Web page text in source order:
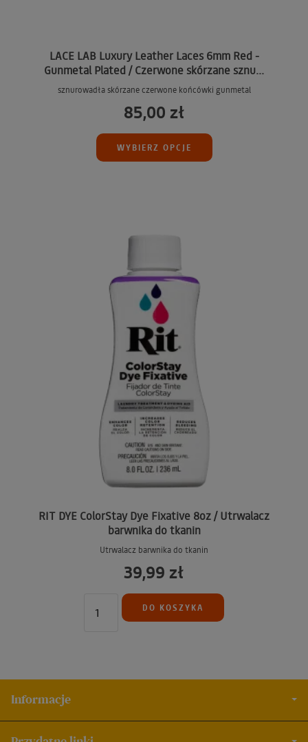
LACE LAB Luxury Leather Laces 6mm Red -
Gunmetal Plated / Czerwone skórzane sznu...
sznurowadła skórzane czerwone końcówki gunmetal
85,00 zł
WYBIERZ OPCJE
RIT DYE ColorStay Dye Fixative 8oz / Utrwalacz
barwnika do tkanin
Utrwalacz barwnika do tkanin
39,99 zł
DO KOSZYKA
Informacje